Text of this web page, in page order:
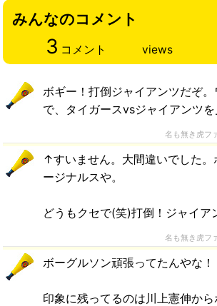
みんなのコメント
3 コメント views
ボギー！打倒ジャイアンツだぞ
で、タイガースvsジャイアンツ
名も無き虎フ
↑すいません。大間違いでした。
ージナルスや。
どうもクセで(笑)打倒！ジャイア
名も無き虎フ
ボーグルソン頑張ってたんやな！
印象に残ってるのは川上憲伸か